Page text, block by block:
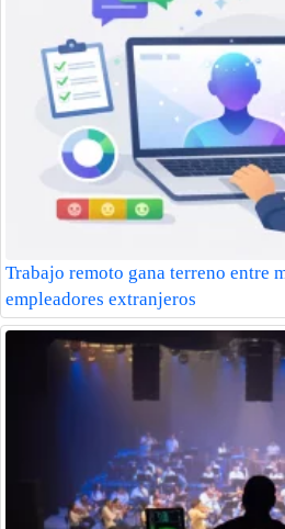
Trabajo remoto gana terreno entre
empleadores extranjeros